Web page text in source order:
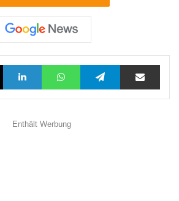
X LinkedInWhatsAppTelegramTeilen via E-Mail
Enthält Werbung